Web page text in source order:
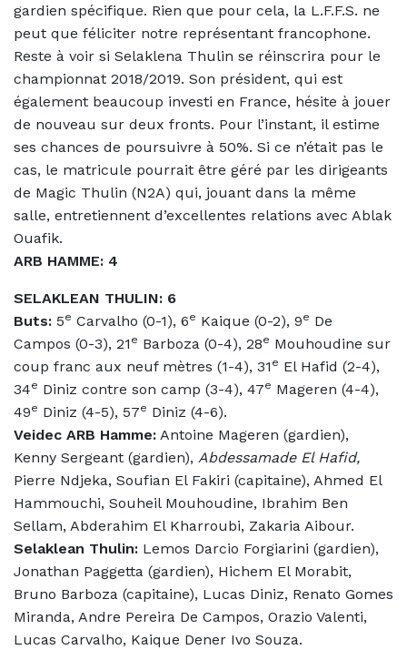
gardien spécifique. Rien que pour cela, la L.F.F.S. ne
peut que féliciter notre représentant francophone.
Reste à voir si Selaklena Thulin se réinscrira pour le
championnat 2018/2019. Son président, qui est
également beaucoup investi en France, hésite à jouer
de nouveau sur deux fronts. Pour l’instant, il estime
ses chances de poursuivre à 50%. Si ce n’était pas le
cas, le matricule pourrait être géré par les dirigeants
de Magic Thulin (N2A) qui, jouant dans la même
salle, entretiennent d’excellentes relations avec Ablak
Ouafik.
ARB HAMME: 4
SELAKLEAN THULIN: 6
Buts: 5e Carvalho (0-1), 6e Kaique (0-2), 9e De
Campos (0-3), 21 e Barboza (0-4), 28e Mouhoudine sur
coup franc aux neuf mètres (1-4), 31 e El Hafid (2-4),
34e Diniz contre son camp (3-4), 47e Mageren (4-4),
49e Diniz (4-5), 57e Diniz (4-6).
Veidec ARB Hamme: Antoine Mageren (gardien),
Kenny Sergeant (gardien), Abdessamade El Hafid,
Pierre Ndjeka, Soufian El Fakiri (capitaine), Ahmed El
Hammouchi, Souheil Mouhoudine, Ibrahim Ben
Sellam, Abderahim El Kharroubi, Zakaria Aibour.
Selaklean Thulin: Lemos Darcio Forgiarini (gardien),
Jonathan Paggetta (gardien), Hichem El Morabit,
Bruno Barboza (capitaine), Lucas Diniz, Renato Gomes
Miranda, Andre Pereira De Campos, Orazio Valenti,
Lucas Carvalho, Kaique Dener Ivo Souza.